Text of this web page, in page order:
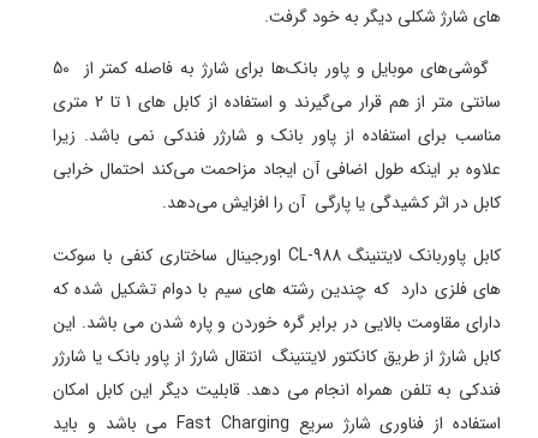
های شارژ شکلی دیگر به خود گرفت.
گوشی‌های موبایل و پاور بانک‌ها برای شارژ به فاصله کمتر از 50
سانتی متر از هم قرار می‌گیرند و استفاده از کابل های 1 تا 2 متری
مناسب برای استفاده از پاور بانک و شارژر فندکی نمی باشد. زیرا
علاوه بر اینکه طول اضافی آن ایجاد مزاحمت می‌کند احتمال خرابی
کابل در اثر کشیدگی یا پارگی آن را افزایش می‌دهد.
کابل پاوربانک لایتنینگ CL-988 اورجینال ساختاری کنفی با سوکت
های فلزی دارد که چندین رشته های سیم با دوام تشکیل شده که
دارای مقاومت بالایی در برابر گره خوردن و پاره شدن می باشد. این
کابل شارژ از طریق کانکتور لایتنینگ انتقال شارژ از پاور بانک یا شارژر
فندکی به تلفن همراه انجام می دهد. قابلیت دیگر این کابل امکان
استفاده از فناوری شارژ سریع Fast Charging می باشد و باید